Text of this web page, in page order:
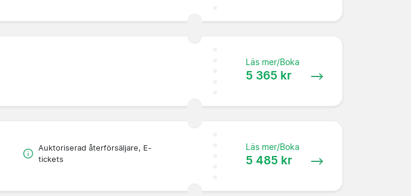
Läs mer/Boka
5 365 kr
Auktoriserad återförsäljare, E-
tickets
Läs mer/Boka
5 485 kr